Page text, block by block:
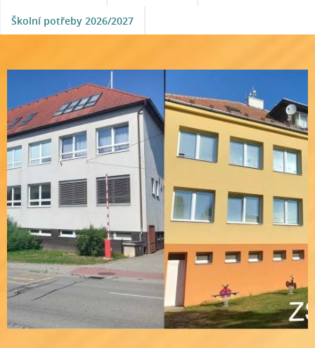
Školní potřeby 2026/2027